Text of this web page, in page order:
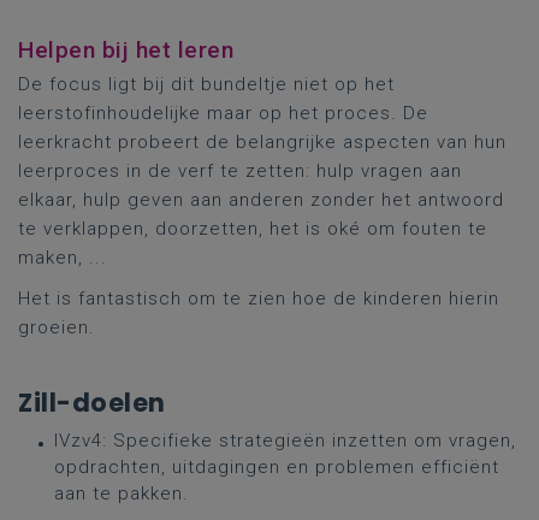
Helpen bij het leren
De focus ligt bij dit bundeltje niet op het
leerstofinhoudelijke maar op het proces. De
leerkracht probeert de belangrijke aspecten van hun
leerproces in de verf te zetten: hulp vragen aan
elkaar, hulp geven aan anderen zonder het antwoord
te verklappen, doorzetten, het is oké om fouten te
maken, ...
Het is fantastisch om te zien hoe de kinderen hierin
groeien.
Zill-doelen
IVzv4: Specifieke strategieën inzetten om vragen,
opdrachten, uitdagingen en problemen efficiënt
aan te pakken.